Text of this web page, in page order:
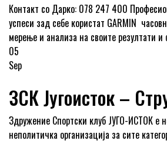
Контакт со Дарко: 078 247 400
успеси зад себе користат GARMIN
мерење и анализа на своите резултати и
05
Sep
ЗСК Југоисток –
Здружение Спортски клуб ЈУГО-ИСТОК е
неполитичка организација за сите